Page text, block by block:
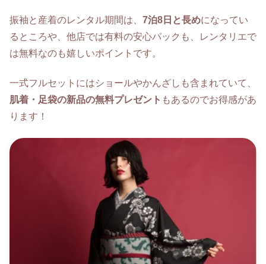
振袖と産着のレンタル期間は、 7泊8日と長めになってい
るところや、他店では有料の安心パックも、レンタリエで
は無料なのも嬉しいポイントです。
一式フルセットにはショールやかんざしも含まれていて、
肌着・足袋の新品の無料プレゼント もあるのでお得感があ
ります！